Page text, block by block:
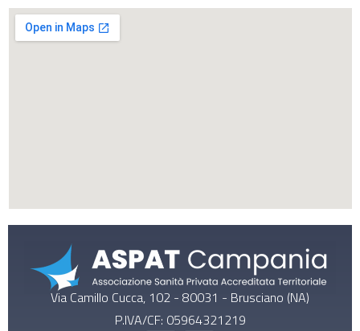
Via Camillo Cucca, 102 - 80031 - Brusciano (NA)
P.IVA/CF: 05964321219